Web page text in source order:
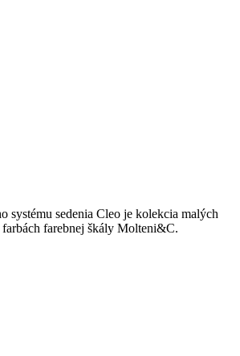
systému sedenia Cleo je kolekcia malých
farebnej škály Molteni&C.